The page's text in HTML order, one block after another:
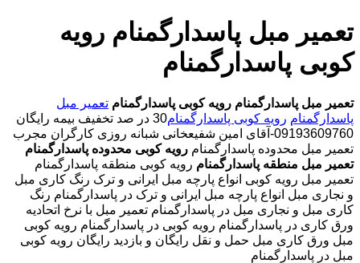
تعمیر مبل پاسدارگمنام رویه
کوبی پاسدارگمنام
تعمیر مبل پاسدارگمنام رویه کوبی پاسدارگمنام تعمیر مبل
پاسدارگمنام رویه کوبی پاسدارگمنام
30 در صد تخفیف بیمه رایگان
09193609760-آقای امین شفیعخانی شبانه روزی کارگران مجرب
تعمیر مبل محدوده پاسدارگمنام رویه کوبی محدوده پاسدارگمنام
تعمیر مبل منطقه پاسدارگمنام رویه کوبی منطقه پاسدارگمنام
تعمیر مبل رویه کوبی انواع پارچه مبل ایرانی و ترک رنگ کاری مبل
و نجاری مبل انواع پارچه مبل ایرانی و ترک در پاسدارگمنام رنگ
کاری مبل و نجاری مبل در پاسدارگمنام تعمیر مبل با نرخ اتحادیه
ورق کاری در پاسدارگمنام رویه کوبی در پاسدارگمنام رویه کوبی
مبل ورق کاری مبل حمل و نقل رایگان و بازدید رایگان رویه کوبی
مبل در پاسدارگمنام